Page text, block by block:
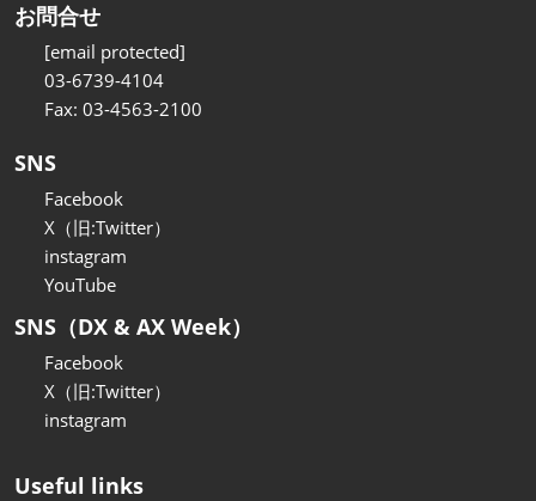
お問合せ
[email protected]
03-6739-4104
Fax: 03-4563-2100
SNS
Facebook
X（旧:Twitter）
instagram
YouTube
SNS（DX & AX Week）
Facebook
X（旧:Twitter）
instagram
Useful links